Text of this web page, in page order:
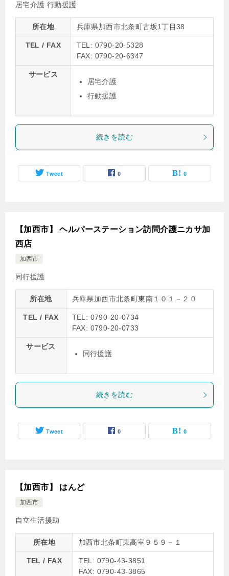
居宅介護 行動援護
所在地 兵庫県加西市北条町古坂1丁目38
TEL / FAX
TEL: 0790-20-5328
FAX: 0790-20-6347
サービス
居宅介護
行動援護
続きを読む
Tweet 0 0
【加西市】 ヘルパーステーション訪問介護ニカサ加
西店
加西市
同行援護
所在地 兵庫県加西市北条町東南１０１－２０
TEL / FAX
TEL: 0790-20-0734
FAX: 0790-20-0733
サービス
同行援護
続きを読む
Tweet 0 0
【加西市】 はんど
加西市
自立生活援助
所在地 加西市北条町東高室９５９－１
TEL / FAX
TEL: 0790-43-3851
FAX: 0790-43-3865